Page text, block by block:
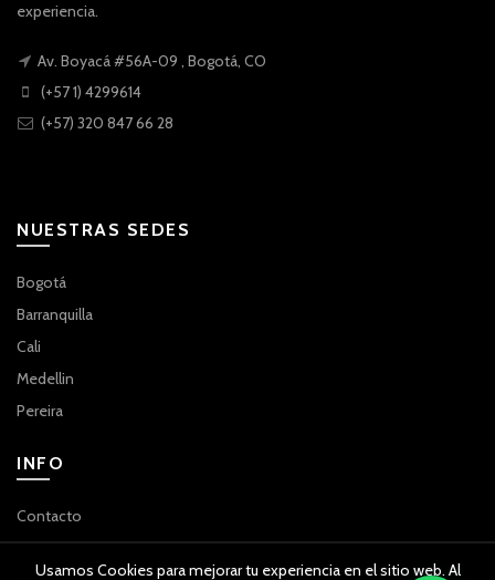
experiencia.
Av. Boyacá #56A-09 , Bogotá, CO
(+57 1) 4299614
(+57) 320 847 66 28
NUESTRAS SEDES
Bogotá
Barranquilla
Cali
Medellin
Pereira
INFO
Contacto
Usamos Cookies para mejorar tu experiencia en el sitio web. Al